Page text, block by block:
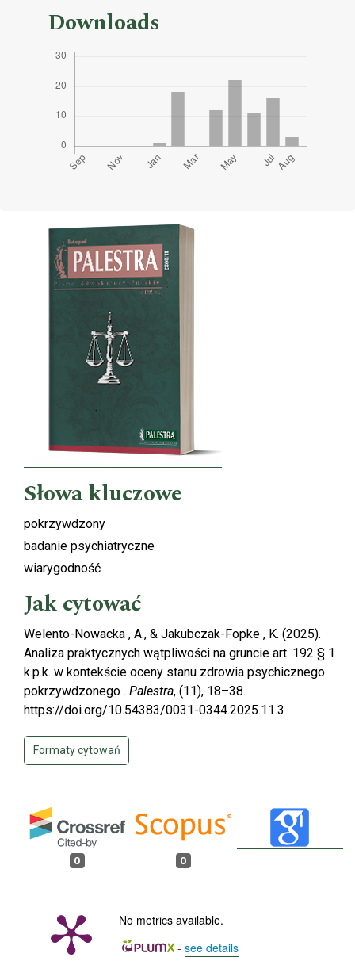
Downloads
Cover image
Słowa kluczowe
pokrzywdzony
badanie psychiatryczne
wiarygodność
Jak cytować
Welento-Nowacka , A., & Jakubczak-Fopke , K. (2025).
Analiza praktycznych wątpliwości na gruncie art. 192 § 1
k.p.k. w kontekście oceny stanu zdrowia psychicznego
pokrzywdzonego . Palestra, (11), 18–38.
https://doi.org/10.54383/0031-0344.2025.11.3
Formaty cytowań
0 0
No metrics available.
- see details